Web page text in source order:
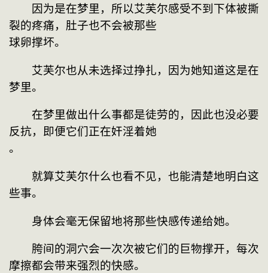
因为是在梦里，所以艾芙尔感受不到下体被撕
裂的疼痛，肚子也不会被那些
球卵撑坏。
艾芙尔也从未选择过挣扎，因为她知道这是在
梦里。
在梦里做出什么事都是徒劳的，因此也没必要
反抗，即便它们正在奸淫着她
。
就算艾芙尔什么也看不见，也能清楚地明白这
些事。
身体会毫无保留地将那些快感传递给她。
胯间的洞穴会一次次被它们的巨物撑开，每次
摩擦都会带来强烈的快感。